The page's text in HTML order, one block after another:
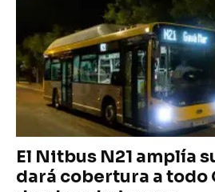
El Nitbus N21 amplía
dará cobertura a todo